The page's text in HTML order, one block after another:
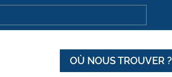
OÙ NOUS TROUVER ?